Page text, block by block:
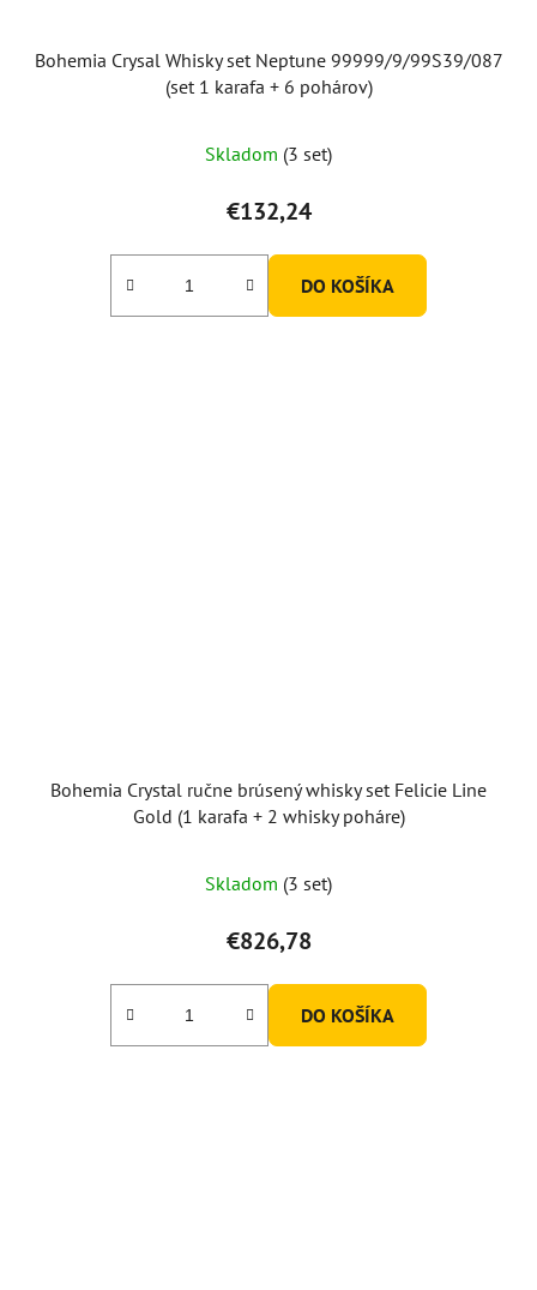
Bohemia Crysal Whisky set Neptune 99999/9/99S39/087
(set 1 karafa + 6 pohárov)
Skladom (3 set)
€132,24
DO KOŠÍKA
Bohemia Crystal ručne brúsený whisky set Felicie Line
Gold (1 karafa + 2 whisky poháre)
Skladom (3 set)
€826,78
DO KOŠÍKA